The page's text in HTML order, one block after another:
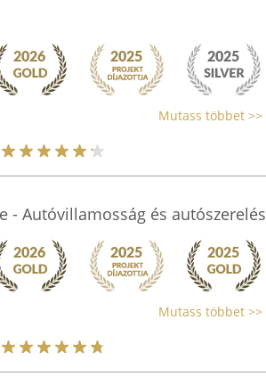
Mutass többet >>
- Autóvillamosság és autószerelés
Mutass többet >>